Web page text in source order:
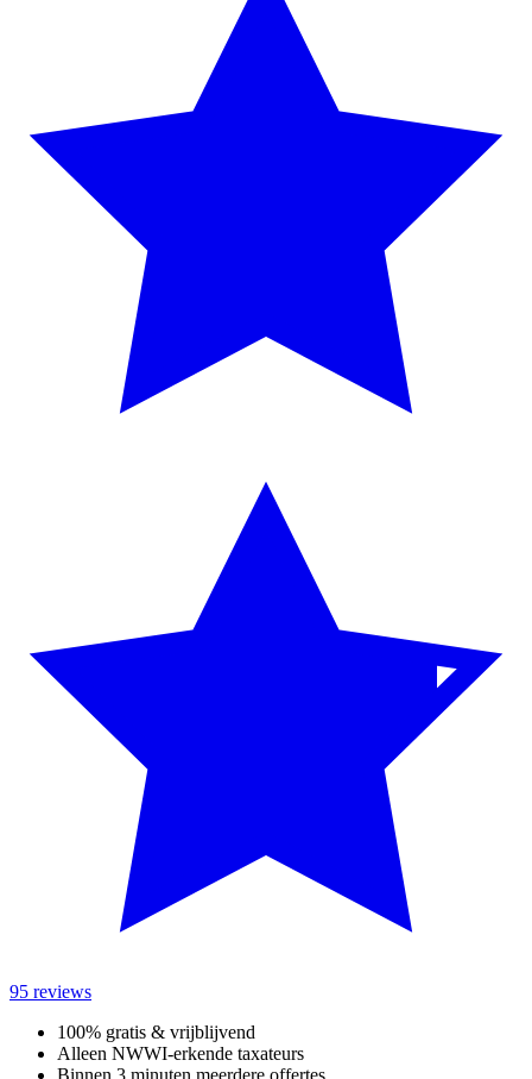
95 reviews
100% gratis & vrijblijvend
Alleen NWWI-erkende taxateurs
Binnen 3 minuten meerdere offertes